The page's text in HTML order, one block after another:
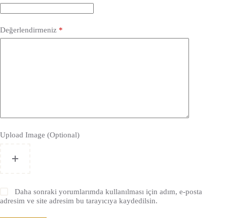
Değerlendirmeniz *
Upload Image (Optional)
Daha sonraki yorumlarımda kullanılması için adım, e-posta
adresim ve site adresim bu tarayıcıya kaydedilsin.